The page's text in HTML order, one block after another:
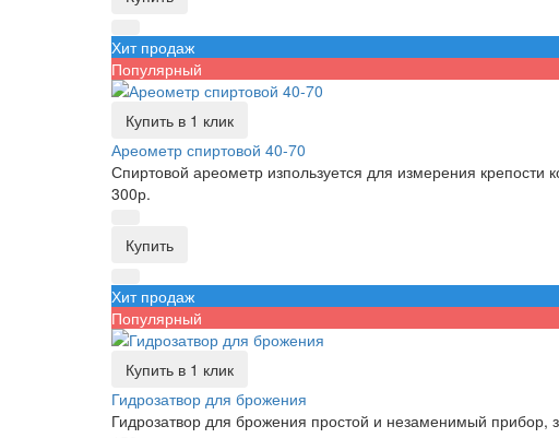
Хит продаж
Популярный
Купить в 1 клик
Ареометр спиртовой 40-70
Спиртовой ареометр изпользуется для измерения крепости
300р.
Купить
Хит продаж
Популярный
Купить в 1 клик
Гидрозатвор для брожения
Гидрозатвор для брожения простой и незаменимый прибор,